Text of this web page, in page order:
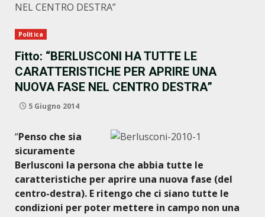
NEL CENTRO DESTRA”
Politica
Fitto: “BERLUSCONI HA TUTTE LE
CARATTERISTICHE PER APRIRE UNA
NUOVA FASE NEL CENTRO DESTRA”
5 Giugno 2014
“Penso che sia
sicuramente
Berlusconi la persona che abbia tutte le
caratteristiche per aprire una nuova fase (del
centro-destra). E ritengo che ci siano tutte le
condizioni per poter mettere in campo non una